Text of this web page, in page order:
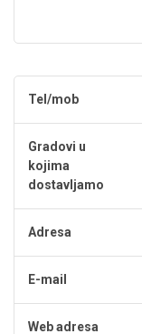
Tel/mob
Gradovi u
kojima
dostavljamo
Adresa
E-mail
Web adresa